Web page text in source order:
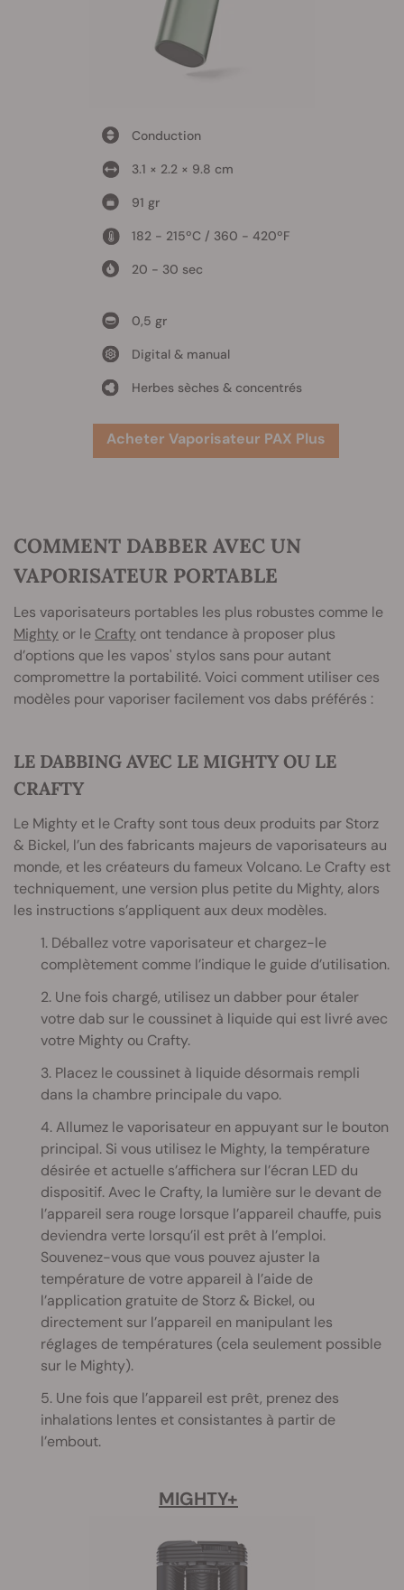
Conduction
3.1 × 2.2 × 9.8 cm
91 gr
182 - 215ºC / 360 - 420ºF
20 - 30 sec
0,5 gr
Digital & manual
Herbes sèches & concentrés
Acheter Vaporisateur PAX Plus
COMMENT DABBER AVEC UN
VAPORISATEUR PORTABLE
Les vaporisateurs portables les plus robustes comme le
Mighty or le Crafty ont tendance à proposer plus
d’options que les vapos' stylos sans pour autant
compromettre la portabilité. Voici comment utiliser ces
modèles pour vaporiser facilement vos dabs préférés :
LE DABBING AVEC LE MIGHTY OU LE
CRAFTY
Le Mighty et le Crafty sont tous deux produits par Storz
& Bickel, l’un des fabricants majeurs de vaporisateurs au
monde, et les créateurs du fameux Volcano. Le Crafty est
techniquement, une version plus petite du Mighty, alors
les instructions s’appliquent aux deux modèles.
1. Déballez votre vaporisateur et chargez-le
complètement comme l’indique le guide d’utilisation.
2. Une fois chargé, utilisez un dabber pour étaler
votre dab sur le coussinet à liquide qui est livré avec
votre Mighty ou Crafty.
3. Placez le coussinet à liquide désormais rempli
dans la chambre principale du vapo.
4. Allumez le vaporisateur en appuyant sur le bouton
principal. Si vous utilisez le Mighty, la température
désirée et actuelle s’affichera sur l’écran LED du
dispositif. Avec le Crafty, la lumière sur le devant de
l’appareil sera rouge lorsque l’appareil chauffe, puis
deviendra verte lorsqu’il est prêt à l’emploi.
Souvenez-vous que vous pouvez ajuster la
température de votre appareil à l’aide de
l’application gratuite de Storz & Bickel, ou
directement sur l’appareil en manipulant les
réglages de températures (cela seulement possible
sur le Mighty).
5. Une fois que l’appareil est prêt, prenez des
inhalations lentes et consistantes à partir de
l’embout.
MIGHTY+